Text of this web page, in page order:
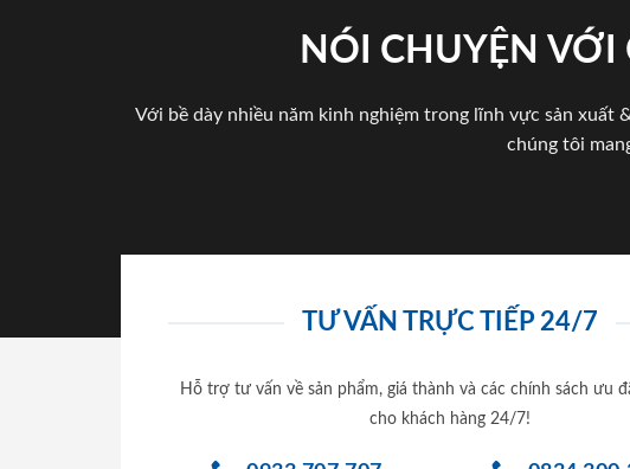
NÓI CHUYỆN
Với bề dày nhiều năm kinh nghiệm trong lĩnh vực sản xuất
chúng tôi
TƯ VẤN TRỰC TIẾP 24/7
Hỗ trợ tư vấn về sản phẩm, giá thành và các chính sách ưu
cho khách hàng 24/7!